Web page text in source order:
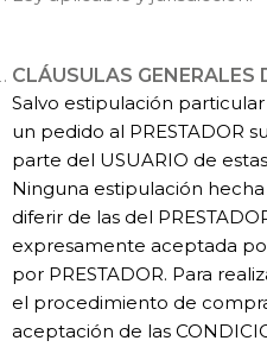
CLÁUSULAS GENERALES
Salvo estipulación
un pedido al PRESTADOR
parte del USUARIO de
Ninguna estipulación
diferir de las del
expresamente aceptada
por PRESTADOR. Para
el procedimiento de
aceptación de las